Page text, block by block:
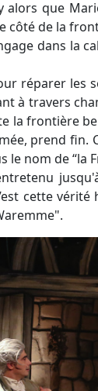
alors que
côté de la
dans la
réparer les
à travers
la frontière
prend fin.
le nom de “la
cette